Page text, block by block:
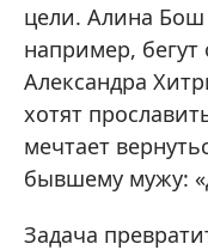
цели. Алина Бош
например,
Александра
хотят
мечтает
бывшему мужу:
Задача